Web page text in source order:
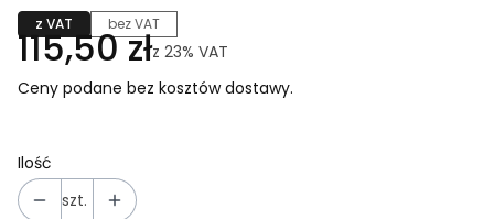
z VAT bez VAT
115,50 złz 23% VAT
Ceny podane bez kosztów dostawy.
Ilość
szt.